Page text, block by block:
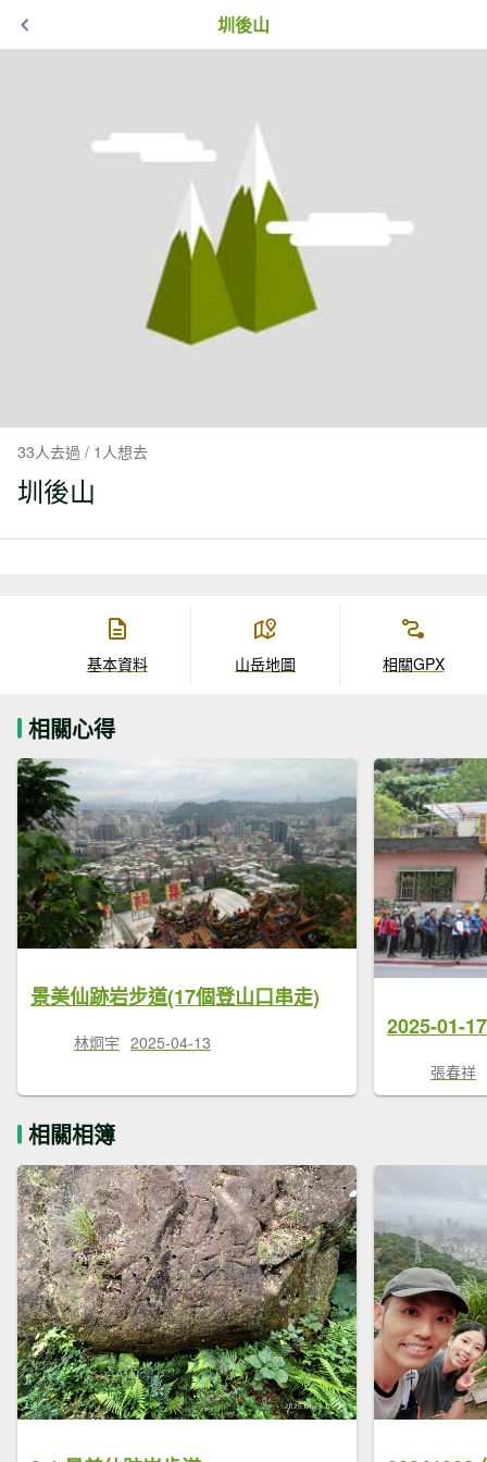
圳後山
33人去過 / 1人想去
圳後山
基本資料 山岳地圖 相關GPX
相關心得
景美仙跡岩步道(17個登山口串走)
林炯宇 2025-04-13
張春祥
相關相簿